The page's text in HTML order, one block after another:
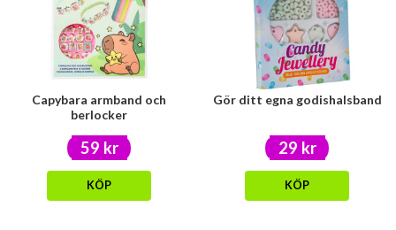
Capybara armband och
berlocker
59 kr
KÖP
Gör ditt egna godishalsband
29 kr
KÖP